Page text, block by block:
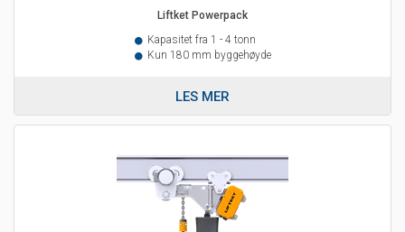
Liftket Powerpack
Kapasitet fra 1 - 4 tonn
Kun 180 mm byggehøyde
LES MER